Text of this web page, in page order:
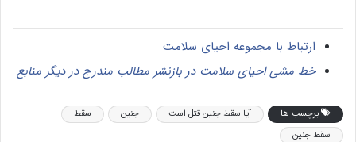
ارتباط با مجموعه احیای سلامت
خط مشی احیای سلامت در بازنشر مطالب مندرج در دیگر منابع
برچسب ها آیا سقط جنین قتل است جنین
سقط
سقط جنین